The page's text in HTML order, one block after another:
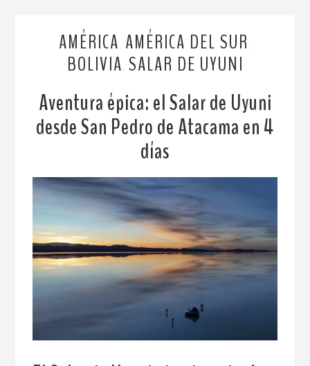
AMÉRICA, AMÉRICA DEL SUR ,
BOLIVIA, SALAR DE UYUNI
Aventura épica: el Salar de Uyuni
desde San Pedro de Atacama en 4
días